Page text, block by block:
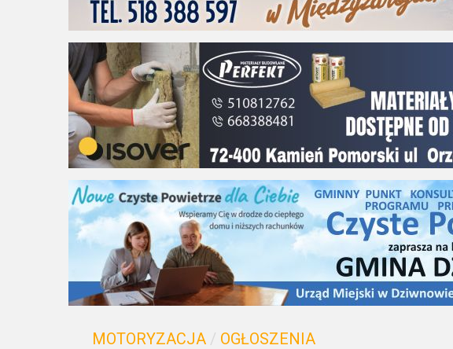
MOTORYZACJA / OGŁOSZENIA